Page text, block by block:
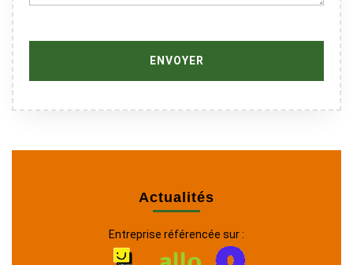
Actualités
Entreprise référencée sur :